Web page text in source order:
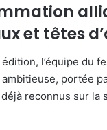
et têtes
l’équipe du
portée
reconnus sur la